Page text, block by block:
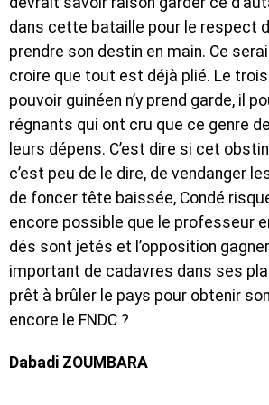
dans cette bataille pour le respect
prendre son destin en main. Ce
croire que tout est déjà plié. Le
pouvoir guinéen n’y prend garde, il
régnants qui ont cru que ce genre
leurs dépens. C’est dire si cet
c’est peu de le dire, de vendanger
de foncer tête baissée, Condé
encore possible que le professeur
dés sont jetés et l’opposition
important de cadavres dans ses
prêt à brûler le pays pour obtenir
encore le FNDC ?
Dabadi ZOUMBARA